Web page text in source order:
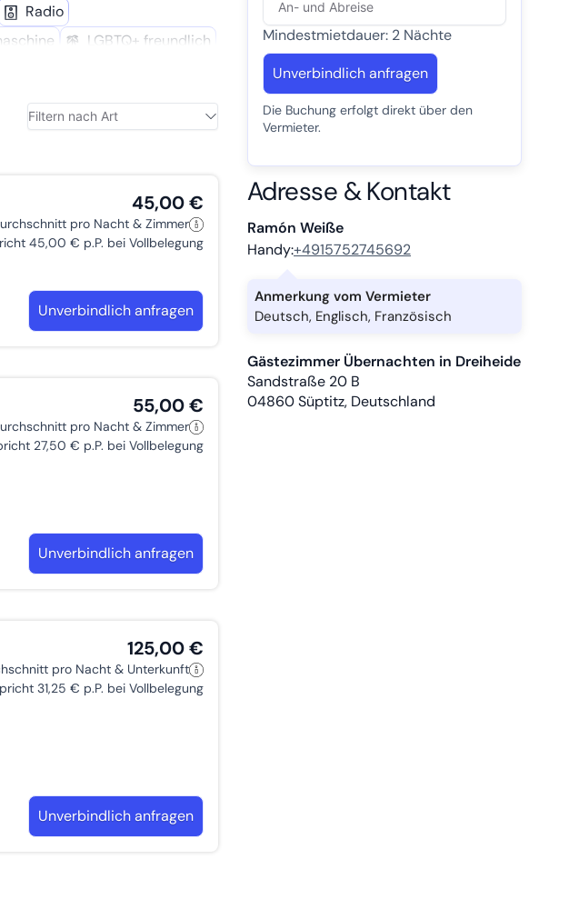
Radio
LGBTQ+ freundlich
45,00 €
pro Nacht & Zimmer
45,00 € p.P. bei Vollbelegung
Unverbindlich anfragen
55,00 €
pro Nacht & Zimmer
27,50 € p.P. bei Vollbelegung
Unverbindlich anfragen
125,00 €
pro Nacht & Unterkunft
31,25 € p.P. bei Vollbelegung
Unverbindlich anfragen
Mindestmietdauer: 2 Nächte
Unverbindlich anfragen
Die Buchung erfolgt direkt über den
Vermieter.
Adresse & Kontakt
Ramón Weiße
Handy:+4915752745692
Anmerkung vom Vermieter
Deutsch, Englisch, Französisch
Gästezimmer Übernachten in Dreiheide
Sandstraße 20 B
04860Süptitz, Deutschland